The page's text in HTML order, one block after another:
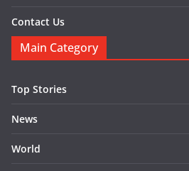
Contact Us
Main Category
Top Stories
News
World